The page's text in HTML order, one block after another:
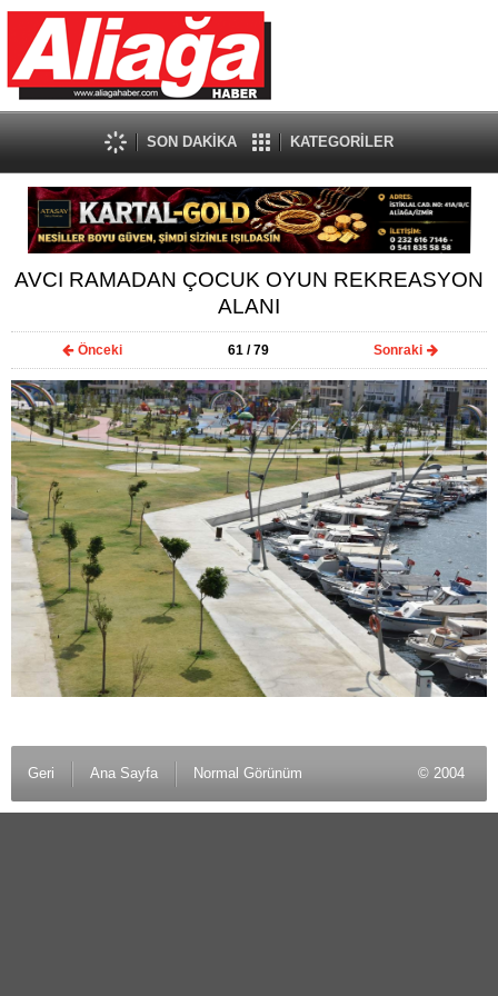
SON DAKİKA KATEGORİLER
AVCI RAMADAN ÇOCUK OYUN REKREASYON
ALANI
Önceki 61 / 79 Sonraki
Geri Ana Sayfa Normal Görünüm © 2004